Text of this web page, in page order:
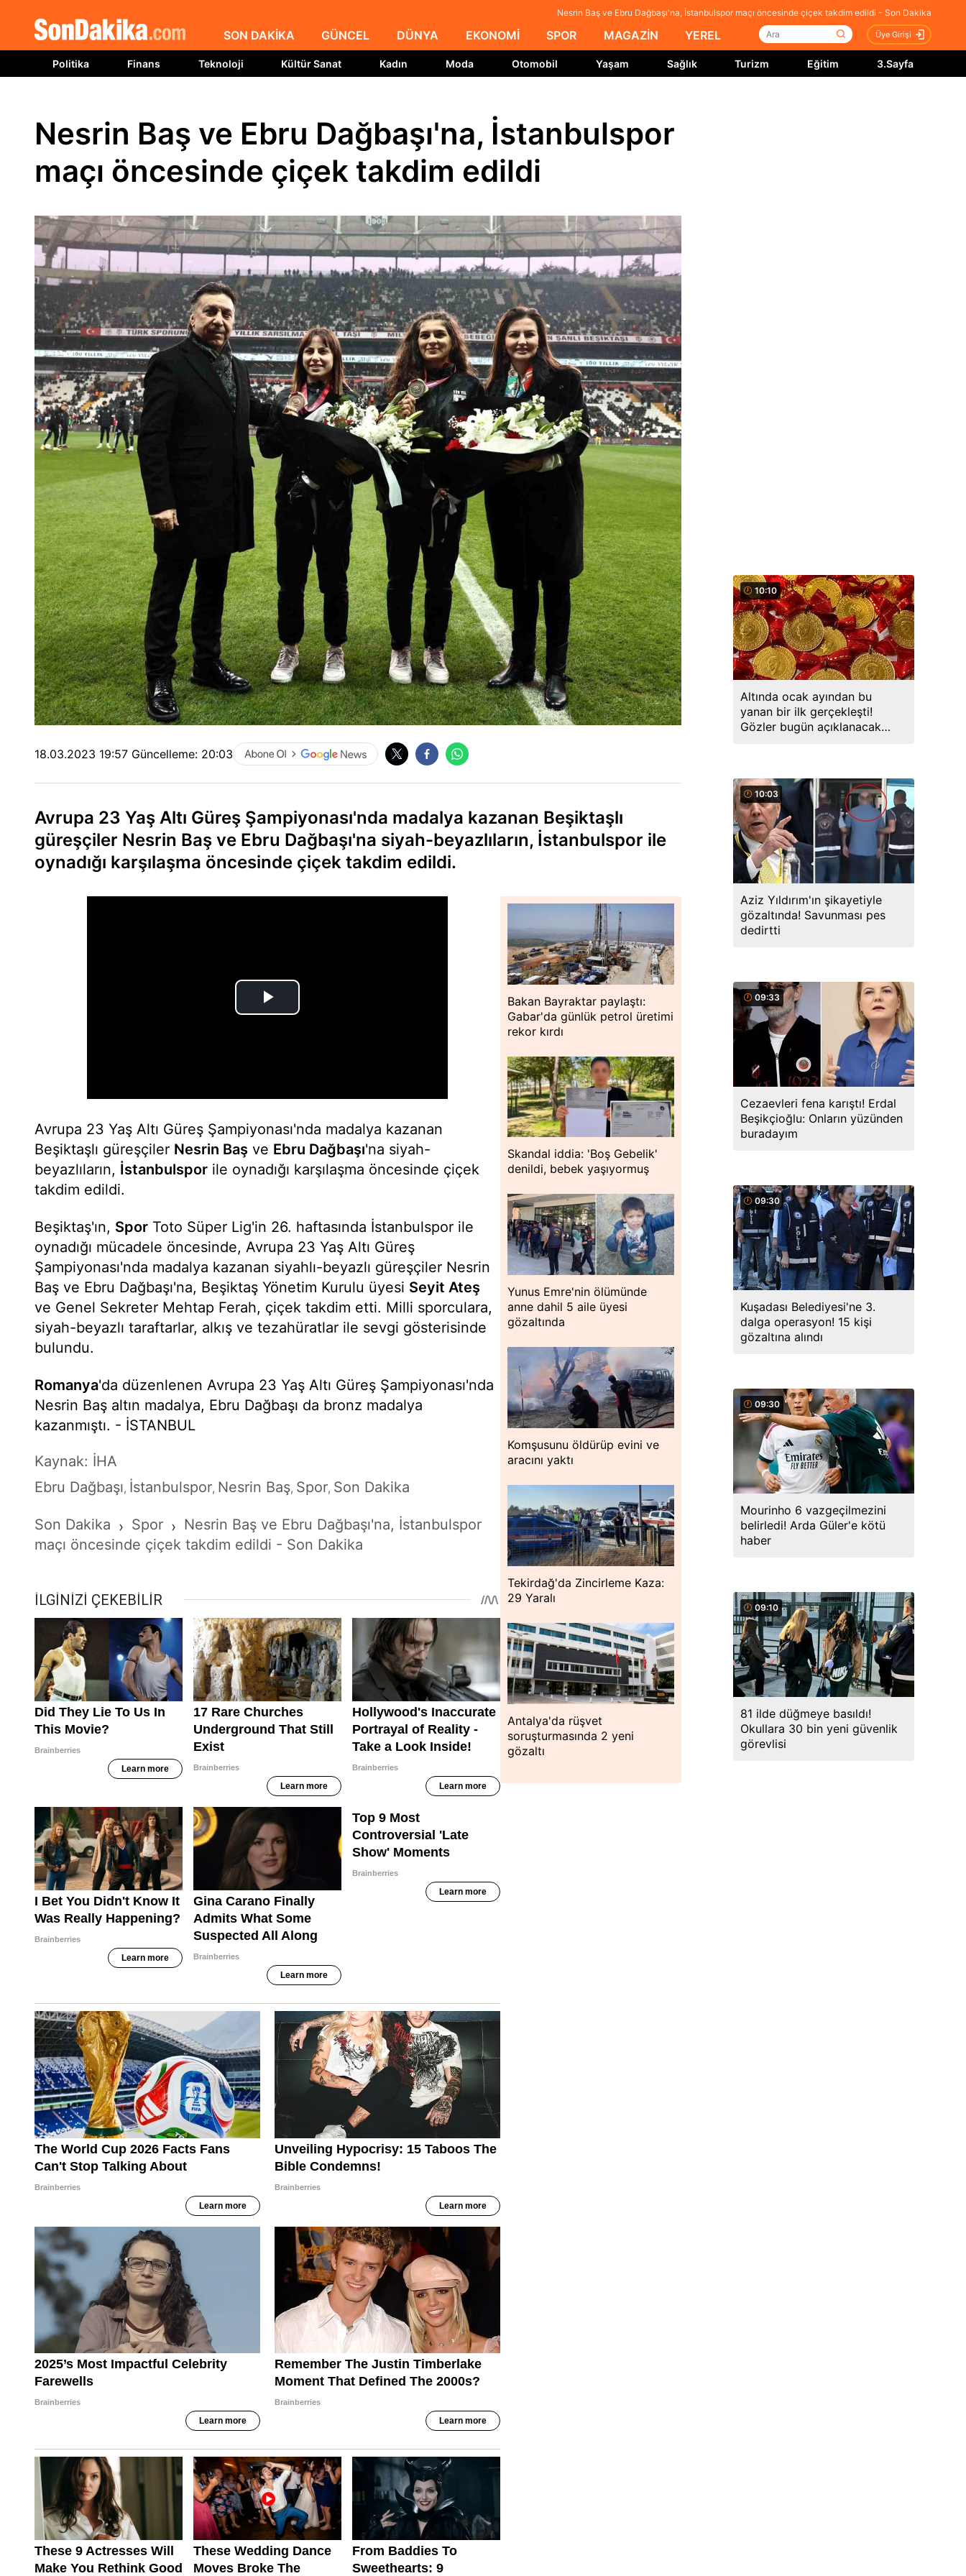
Nesrin Baş ve Ebru Dağbaşı'na, İstanbulspor maçı öncesinde çiçek takdim edildi - Son Dakika
SON DAKİKA GÜNCEL DÜNYA EKONOMİ SPOR MAGAZİN YEREL Üye Girişi
Politika Finans Teknoloji Kültür Sanat Kadın Moda Otomobil Yaşam Sağlık Turizm Eğitim 3.Sayfa
Nesrin Baş ve Ebru Dağbaşı'na, İstanbulspor
maçı öncesinde çiçek takdim edildi
18.03.2023 19:57 Güncelleme: 20:03
Avrupa 23 Yaş Altı Güreş Şampiyonası'nda madalya kazanan Beşiktaşlı
güreşçiler Nesrin Baş ve Ebru Dağbaşı'na siyah-beyazlıların, İstanbulspor ile
oynadığı karşılaşma öncesinde çiçek takdim edildi.
Avrupa 23 Yaş Altı Güreş Şampiyonası'nda madalya kazanan
Beşiktaşlı güreşçiler Nesrin Baş ve Ebru Dağbaşı'na siyah-
beyazlıların, İstanbulspor ile oynadığı karşılaşma öncesinde çiçek
takdim edildi.
Beşiktaş'ın, Spor Toto Süper Lig'in 26. haftasında İstanbulspor ile
oynadığı mücadele öncesinde, Avrupa 23 Yaş Altı Güreş
Şampiyonası'nda madalya kazanan siyahlı-beyazlı güreşçiler Nesrin
Baş ve Ebru Dağbaşı'na, Beşiktaş Yönetim Kurulu üyesi Seyit Ateş
ve Genel Sekreter Mehtap Ferah, çiçek takdim etti. Milli sporculara,
siyah-beyazlı taraftarlar, alkış ve tezahüratlar ile sevgi gösterisinde
bulundu.
Romanya'da düzenlenen Avrupa 23 Yaş Altı Güreş Şampiyonası'nda
Nesrin Baş altın madalya, Ebru Dağbaşı da bronz madalya
kazanmıştı. - İSTANBUL
Kaynak: İHA
Ebru Dağbaşı, İstanbulspor, Nesrin Baş, Spor, Son Dakika
Son Dakika › Spor › Nesrin Baş ve Ebru Dağbaşı'na, İstanbulspor
maçı öncesinde çiçek takdim edildi - Son Dakika
Bakan Bayraktar paylaştı:
Gabar'da günlük petrol üretimi
rekor kırdı
Skandal iddia: 'Boş Gebelik'
denildi, bebek yaşıyormuş
Yunus Emre'nin ölümünde
anne dahil 5 aile üyesi
gözaltında
Komşusunu öldürüp evini ve
aracını yaktı
Tekirdağ'da Zincirleme Kaza:
29 Yaralı
Antalya'da rüşvet
soruşturmasında 2 yeni
gözaltı
10:10
Altında ocak ayından bu
yanan bir ilk gerçekleşti!
Gözler bugün açıklanacak
10:03
Aziz Yıldırım'ın şikayetiyle
gözaltında! Savunması pes
dedirtti
09:33
Cezaevleri fena karıştı! Erdal
Beşikçioğlu: Onların yüzünden
buradayım
09:30
Kuşadası Belediyesi'ne 3.
dalga operasyon! 15 kişi
gözaltına alındı
09:30
Mourinho 6 vazgeçilmezini
belirledi! Arda Güler'e kötü
haber
09:10
81 ilde düğmeye basıldı!
Okullara 30 bin yeni güvenlik
görevlisi